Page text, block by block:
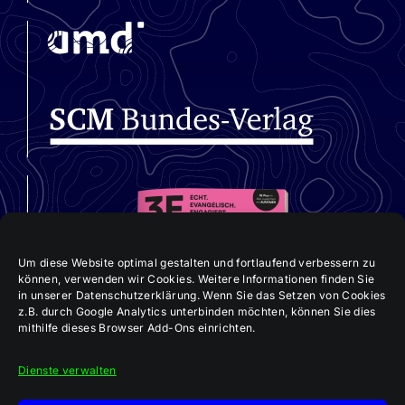
Um diese Website optimal gestalten und fortlaufend verbessern zu
können, verwenden wir Cookies. Weitere Informationen finden Sie
in unserer Datenschutzerklärung. Wenn Sie das Setzen von Cookies
z.B. durch Google Analytics unterbinden möchten, können Sie dies
mithilfe dieses Browser Add-Ons einrichten.
Dienste verwalten
Datenschutz
Impressum